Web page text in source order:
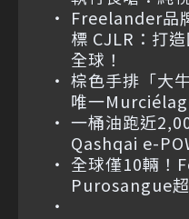
Freelander品
標 CJLR：打
全球！
棕色手排「大
唯一
一桶油跑近
Qashqai e-
全球僅10輛！
Purosangue